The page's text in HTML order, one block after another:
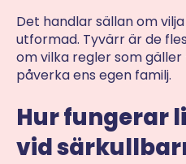
Det handlar sällan om
utformad. Tyvärr är de
om vilka regler som
påverka ens egen familj.
Hur fungerar
vid